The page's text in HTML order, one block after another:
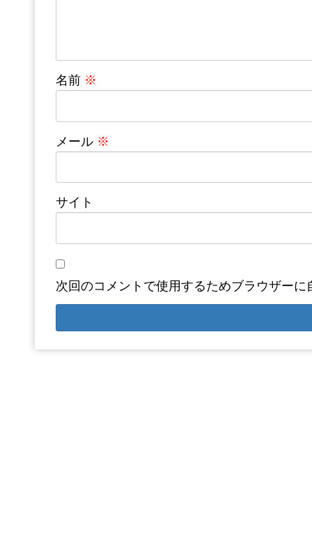
名前 ※
メール ※
サイト
次回のコメントで使用するためブラウザー